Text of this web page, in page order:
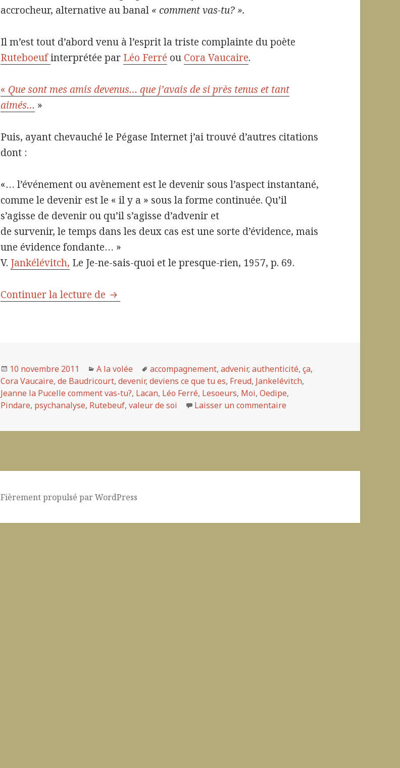
accrocheur, alternative au banal « comment vas-tu? ».
Il m’est tout d’abord venu à l’esprit la triste complainte du poète
Ruteboeufinterprétée par Léo Ferré ou Cora Vaucaire.
« Que sont mes amis devenus… que j’avais de si près tenus et tant
aimés… »
Puis, ayant chevauché le Pégase Internet j’ai trouvé d’autres citations
dont :
«… l’événement ou avènement est le devenir sous l’aspect instantané,
comme le devenir est le « il y a » sous la forme continuée. Qu’il
s’agisse de devenir ou qu’il s’agisse d’advenir et
de survenir, le temps dans les deux cas est une sorte d’évidence, mais
une évidence fondante… »
V. Jankélévitch, Le Je-ne-sais-quoi et le presque-rien, 1957, p. 69.
Continuer la lecture de ¿Que deviens-tu? pas si anodin!
Publié
le
10 novembre 2011 Catégories
A la volée
Mots-
clés
accompagnement,advenir,authenticité,ça,
Cora Vaucaire,de Baudricourt,devenir,deviens ce que tu es, Freud, Jankelévitch,
Jeanne la Pucelle comment vas-tu?, Lacan, Léo Ferré, Lesoeurs, Moi,Oedipe,
Pindare, psychanalyse, Rutebeuf,valeur de soi Laisser un commentaire
Fièrement propulsé par WordPress